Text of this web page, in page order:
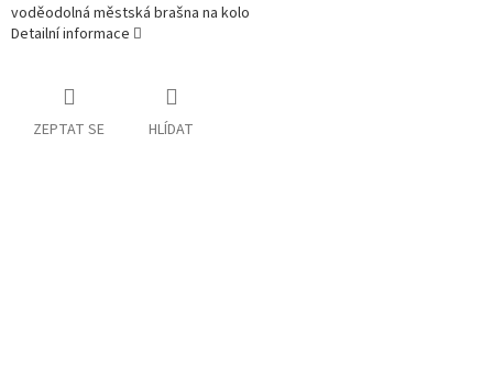
voděodolná městská brašna na kolo
Detailní informace
ZEPTAT SE HLÍDAT